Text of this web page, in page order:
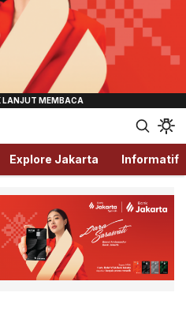
Ada Disini!
Explore Jakarta Informatif